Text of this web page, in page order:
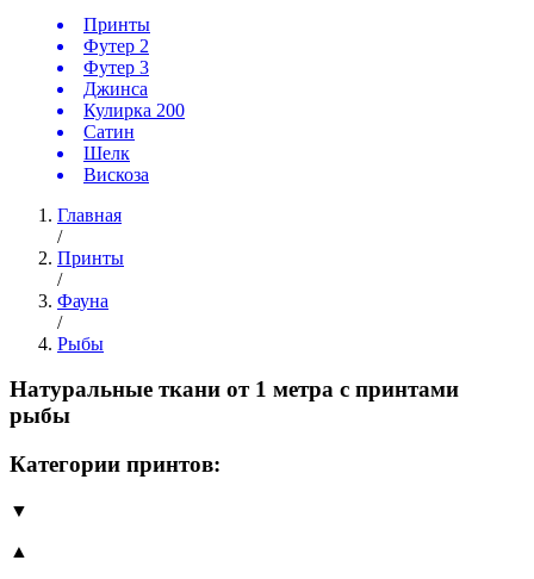
Принты
Футер 2
Футер 3
Джинса
Кулирка 200
Сатин
Шелк
Вискоза
Главная
/
Принты
/
Фауна
/
Рыбы
Натуральные ткани от 1 метра с принтами
рыбы
Категории принтов:
▼
▲